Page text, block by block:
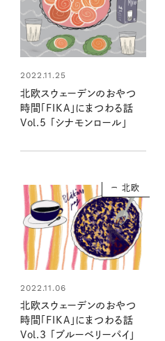
2022.11.25
北欧スウェーデンのおやつ
時間「FIKA」にまつわる話
Vol.5 「シナモンロール」
北欧
2022.11.06
北欧スウェーデンのおやつ
時間「FIKA」にまつわる話
Vol.3 「ブルーベリーパイ」